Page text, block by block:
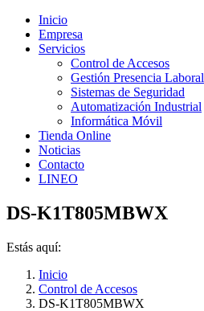
Inicio
Empresa
Servicios
Control de Accesos
Gestión Presencia Laboral
Sistemas de Seguridad
Automatización Industrial
Informática Móvil
Tienda Online
Noticias
Contacto
LINEO
DS-K1T805MBWX
Estás aquí:
Inicio
Control de Accesos
DS-K1T805MBWX